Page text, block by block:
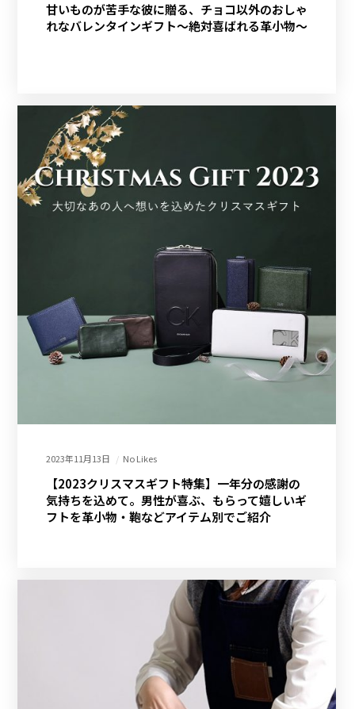
甘いものが苦手な彼に贈る、チョコ以外のおしゃ
れなバレンタインギフト～絶対喜ばれる革小物～
2023年11月13日 No Likes
【2023クリスマスギフト特集】一年分の感謝の
気持ちを込めて。男性が喜ぶ、もらって嬉しいギ
フトを革小物・鞄などアイテム別でご紹介